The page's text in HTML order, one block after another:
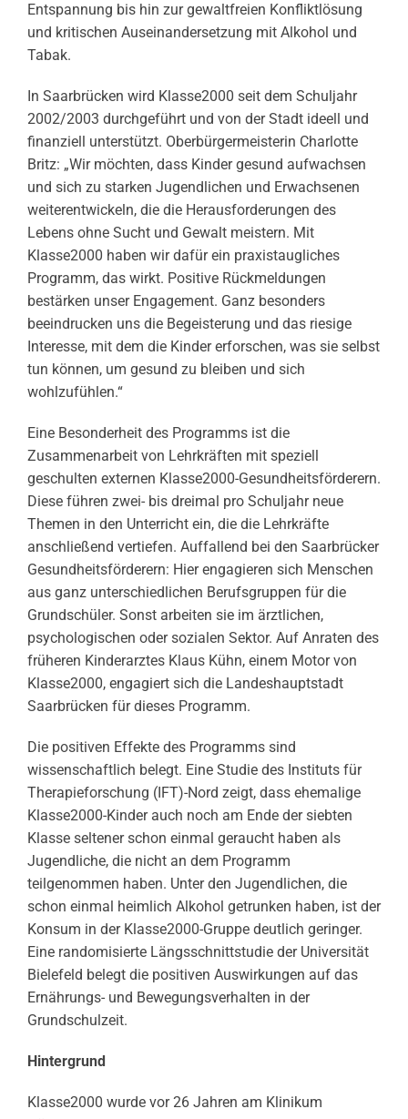
Entspannung bis hin zur gewaltfreien Konfliktlösung
und kritischen Auseinandersetzung mit Alkohol und
Tabak.
In Saarbrücken wird Klasse2000 seit dem Schuljahr
2002/2003 durchgeführt und von der Stadt ideell und
finanziell unterstützt. Oberbürgermeisterin Charlotte
Britz: „Wir möchten, dass Kinder gesund aufwachsen
und sich zu starken Jugendlichen und Erwachsenen
weiterentwickeln, die die Herausforderungen des
Lebens ohne Sucht und Gewalt meistern. Mit
Klasse2000 haben wir dafür ein praxistaugliches
Programm, das wirkt. Positive Rückmeldungen
bestärken unser Engagement. Ganz besonders
beeindrucken uns die Begeisterung und das riesige
Interesse, mit dem die Kinder erforschen, was sie selbst
tun können, um gesund zu bleiben und sich
wohlzufühlen.“
Eine Besonderheit des Programms ist die
Zusammenarbeit von Lehrkräften mit speziell
geschulten externen Klasse2000-Gesundheitsförderern.
Diese führen zwei- bis dreimal pro Schuljahr neue
Themen in den Unterricht ein, die die Lehrkräfte
anschließend vertiefen. Auffallend bei den Saarbrücker
Gesundheitsförderern: Hier engagieren sich Menschen
aus ganz unterschiedlichen Berufsgruppen für die
Grundschüler. Sonst arbeiten sie im ärztlichen,
psychologischen oder sozialen Sektor. Auf Anraten des
früheren Kinderarztes Klaus Kühn, einem Motor von
Klasse2000, engagiert sich die Landeshauptstadt
Saarbrücken für dieses Programm.
Die positiven Effekte des Programms sind
wissenschaftlich belegt. Eine Studie des Instituts für
Therapieforschung (IFT)-Nord zeigt, dass ehemalige
Klasse2000-Kinder auch noch am Ende der siebten
Klasse seltener schon einmal geraucht haben als
Jugendliche, die nicht an dem Programm
teilgenommen haben. Unter den Jugendlichen, die
schon einmal heimlich Alkohol getrunken haben, ist der
Konsum in der Klasse2000-Gruppe deutlich geringer.
Eine randomisierte Längsschnittstudie der Universität
Bielefeld belegt die positiven Auswirkungen auf das
Ernährungs- und Bewegungsverhalten in der
Grundschulzeit.
Hintergrund
Klasse2000 wurde vor 26 Jahren am Klinikum